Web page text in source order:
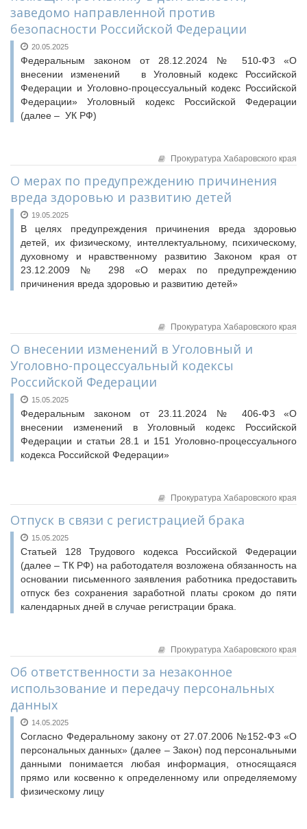
Конкурсы Совета
Семинары Совета
Издания Совета
Вопрос-ответ
ОКМО
Информационный бюллетень МСУ
Семинары Совета
Издания Совета
Вопрос-ответ
ВАРМСУ
НАСЕЛЕНИЕ И МСУ
заведомо направленной против
безопасности Российской Федерации
20.05.2025
Федеральным законом от 28.12.2024 № 510-ФЗ «О
внесении изменений в Уголовный кодекс Российской
Федерации и Уголовно-процессуальный кодекс Российской
Федерации» Уголовный кодекс Российской Федерации
(далее – УК РФ)
Прокуратура Хабаровского края
О мерах по предупреждению причинения
вреда здоровью и развитию детей
19.05.2025
В целях предупреждения причинения вреда здоровью
детей, их физическому, интеллектуальному, психическому,
духовному и нравственному развитию Законом края от
23.12.2009 № 298 «О мерах по предупреждению
причинения вреда здоровью и развитию детей»
Прокуратура Хабаровского края
О внесении изменений в Уголовный и
Уголовно-процессуальный кодексы
Российской Федерации
15.05.2025
Федеральным законом от 23.11.2024 № 406-ФЗ «О
внесении изменений в Уголовный кодекс Российской
Федерации и статьи 28.1 и 151 Уголовно-процессуального
кодекса Российской Федерации»
Прокуратура Хабаровского края
Отпуск в связи с регистрацией брака
15.05.2025
Статьей 128 Трудового кодекса Российской Федерации
(далее – ТК РФ) на работодателя возложена обязанность на
основании письменного заявления работника предоставить
отпуск без сохранения заработной платы сроком до пяти
календарных дней в случае регистрации брака.
Прокуратура Хабаровского края
Об ответственности за незаконное
использование и передачу персональных
данных
14.05.2025
Согласно Федеральному закону от 27.07.2006 №152-ФЗ «О
персональных данных» (далее – Закон) под персональными
данными понимается любая информация, относящаяся
прямо или косвенно к определенному или определяемому
физическому лицу